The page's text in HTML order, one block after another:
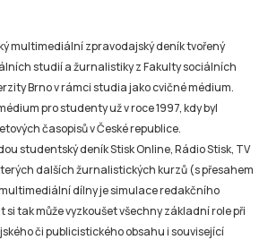
multimediální zpravodajský deník tvořený
studií a žurnalistiky z Fakulty sociálních
Brno v rámci studia jako cvičné médium.
pro studenty už v roce 1997, kdy byl
časopisů v České republice.
studentský deník Stisk Online, Rádio Stisk, TV
dalších žurnalistických kurzů (s přesahem
dílny je simulace redakčního
tak může vyzkoušet všechny základní role při
či publicistického obsahu i související